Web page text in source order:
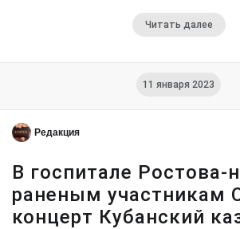
Читать далее
11 января 2023
Редакция
В госпитале Ростова-
раненым участникам
концерт Кубанский